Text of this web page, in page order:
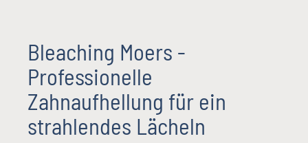
Bleaching Moers -
Professionelle
Zahnaufhellung für ein
strahlendes Lächeln